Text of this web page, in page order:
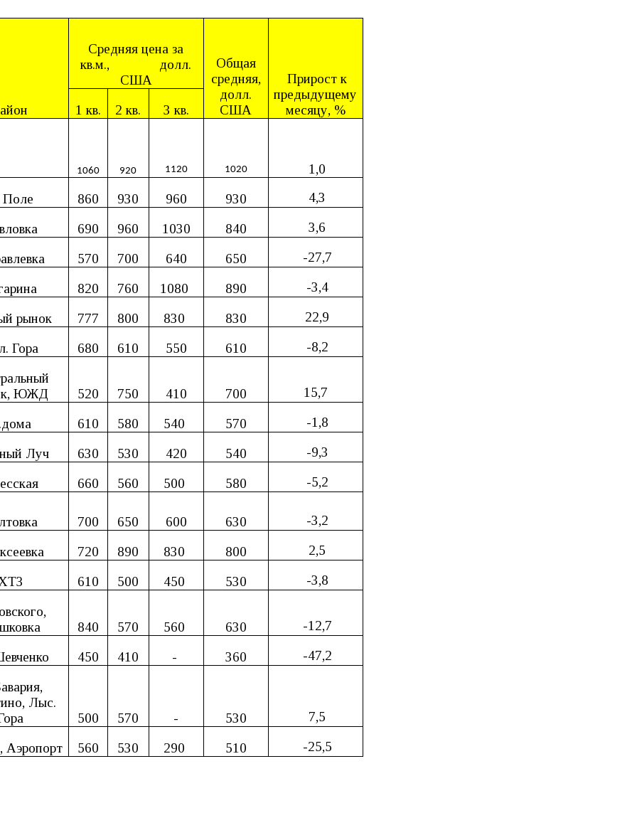
Средняя цена за
кв.м.,
долл.
США
Общая
средняя,
долл.
США
Прирост к
предыдущему
месяцу, %
1 кв. 2 кв. 3 кв.
1060 920 1120 1020
1,0
860 930 960 930 4,3
690 960 1030 840 3,6
570 700 640 650 -27,7
820 760 1080 890 -3,4
рынок 777 800 830 830 22,9
Гора 680 610 550 610 -8,2
ЮЖД
520 750 410 700 15,7
610 580 540 570 -1,8
Луч 630 530 420 540 -9,3
660 560 500 580 -5,2
700 650 600 630 -3,2
720 890 830 800 2,5
610 500 450 530 -3,8
840 570 560 630 -12,7
450 410 - 360 -47,2
Лыс.
500 570 - 530 7,5
Аэропорт 560 530 290 510 -25,5